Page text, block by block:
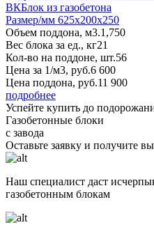
ВКБлок из газобетона
Размер/мм 625x200x250
Объем поддона, м3.1,750
Вес блока за ед., кг21
Кол-во на поддоне, шт.56
Цена за 1/м3, руб.6 600
Цена поддона, руб.11 900
подробнее
Успейте купить до
Газобетонные блоки
с завода
Оставьте заявку и получите
Наш специалист даст
газобетонным блокам